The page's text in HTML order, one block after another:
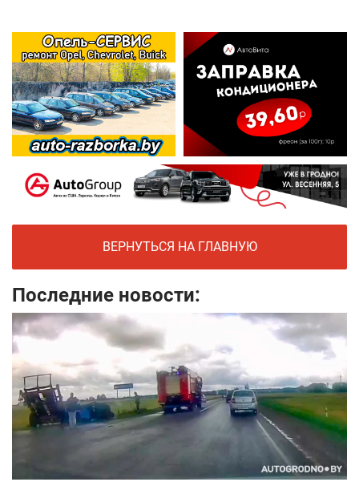
ВЕРНУТЬСЯ НА ГЛАВНУЮ
Последние новости: